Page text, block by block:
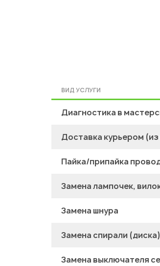
ВИД УСЛУГИ
Диагностика в
Доставка курьером
Пайка/припайка
Замена лампочек,
Замена шнура
Замена спирали
Замена выключателя